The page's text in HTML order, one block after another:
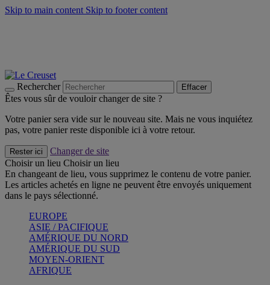
Skip to main content Skip to footer content
Rechercher Effacer
Êtes vous sûr de vouloir changer de site ?
Votre panier sera vide sur le nouveau site. Mais ne vous inquiétez
pas, votre panier reste disponible ici à votre retour.
Rester ici
Changer de site
Choisir un lieu Choisir un lieu
En changeant de lieu, vous supprimez le contenu de votre panier.
Les articles achetés en ligne ne peuvent être envoyés uniquement
dans le pays sélectionné.
EUROPE
ASIE / PACIFIQUE
AMÉRIQUE DU NORD
AMÉRIQUE DU SUD
MOYEN-ORIENT
AFRIQUE